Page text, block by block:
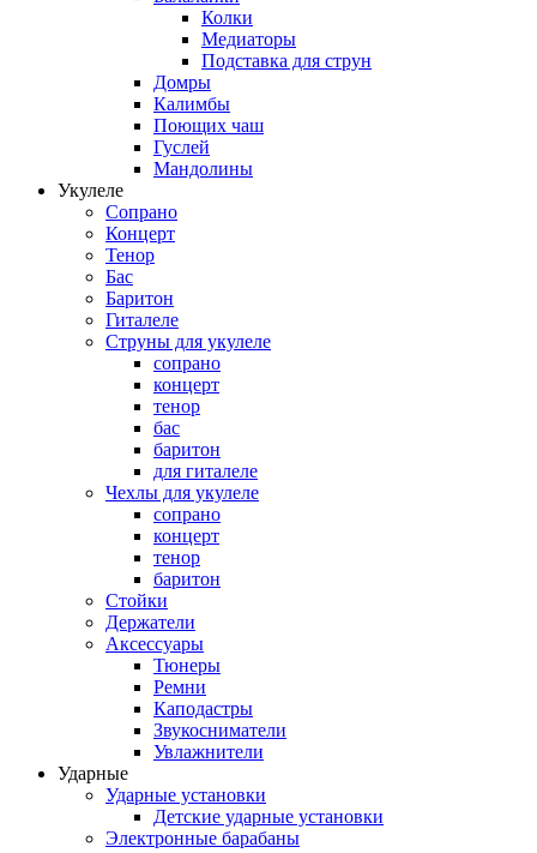
Колки
Медиаторы
Подставка для струн
Домры
Калимбы
Поющих чаш
Гуслей
Мандолины
Укулеле
Сопрано
Концерт
Тенор
Бас
Баритон
Гиталеле
Струны для укулеле
сопрано
концерт
тенор
бас
баритон
для гиталеле
Чехлы для укулеле
сопрано
концерт
тенор
баритон
Стойки
Держатели
Аксессуары
Тюнеры
Ремни
Каподастры
Звукосниматели
Увлажнители
Ударные
Ударные установки
Детские ударные установки
Электронные барабаны